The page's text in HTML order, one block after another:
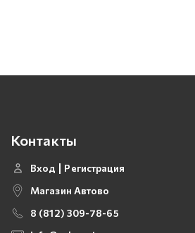
Контакты
Вход
Регистрация
Магазин Автово
8 (812) 309-78-65